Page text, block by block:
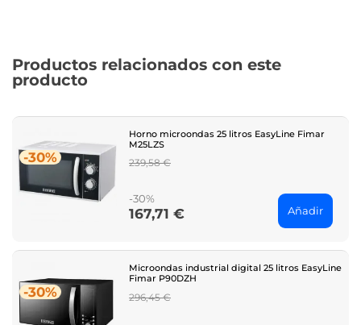
Productos relacionados con este
producto
-30%
Horno microondas 25 litros EasyLine Fimar
M25LZS
Regular
239,58 €
-30%
Price
167,71 € Añadir
-30%
Microondas industrial digital 25 litros EasyLine
Fimar P90DZH
Regular
296,45 €